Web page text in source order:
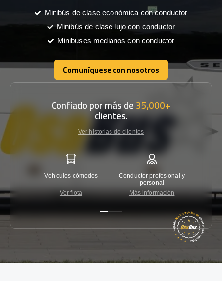
Minibús de clase económica con conductor
Minibús de clase lujo con conductor
Minibuses medianos con conductor
Comuníquese con nosotros
Comuníquese con nosotros
Confiado por más de35,000+
clientes.
Ver historias de clientes
Vehículos cómodos
Ver flota
Conductor profesional y
personal
Más información